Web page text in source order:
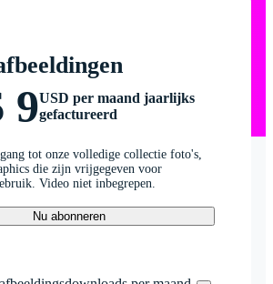
9USD per maand jaarlijks
gefactureerd
tot onze volledige collectie foto's,
die zijn vrijgegeven voor
Video niet inbegrepen.
Nu abonneren